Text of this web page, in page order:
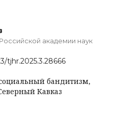
академии наук
tjhr.2025.3.28666
бандитизм,
Кавказ